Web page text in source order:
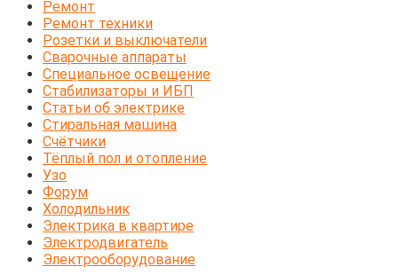
Ремонт
Ремонт техники
Розетки и выключатели
Сварочные аппараты
Специальное освещение
Стабилизаторы и ИБП
Статьи об электрике
Стиральная машина
Счётчики
Тёплый пол и отопление
Узо
Форум
Холодильник
Электрика в квартире
Электродвигатель
Электрооборудование